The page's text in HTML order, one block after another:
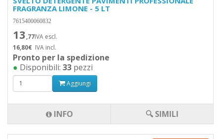
FRAGRANZA LIMONE - 5 LT
7615400060832
13,77IVA escl.
16,80€ IVA incl.
Pronto per la spedizione
● Disponibili: 33 pezzi
Aggiungi
INFO 🔍 SIMILI